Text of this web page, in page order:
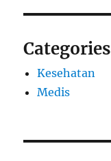
Categories
Kesehatan
Medis